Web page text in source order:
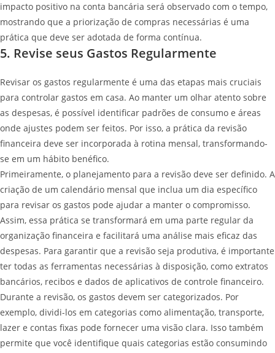
impacto positivo na conta bancária será observado com o tempo,
mostrando que a priorização de compras necessárias é uma
prática que deve ser adotada de forma contínua.
5. Revise seus Gastos Regularmente
Revisar os gastos regularmente é uma das etapas mais cruciais
para controlar gastos em casa. Ao manter um olhar atento sobre
as despesas, é possível identificar padrões de consumo e áreas
onde ajustes podem ser feitos. Por isso, a prática da revisão
financeira deve ser incorporada à rotina mensal, transformando-
se em um hábito benéfico.
Primeiramente, o planejamento para a revisão deve ser definido. A
criação de um calendário mensal que inclua um dia específico
para revisar os gastos pode ajudar a manter o compromisso.
Assim, essa prática se transformará em uma parte regular da
organização financeira e facilitará uma análise mais eficaz das
despesas. Para garantir que a revisão seja produtiva, é importante
ter todas as ferramentas necessárias à disposição, como extratos
bancários, recibos e dados de aplicativos de controle financeiro.
Durante a revisão, os gastos devem ser categorizados. Por
exemplo, dividi-los em categorias como alimentação, transporte,
lazer e contas fixas pode fornecer uma visão clara. Isso também
permite que você identifique quais categorias estão consumindo